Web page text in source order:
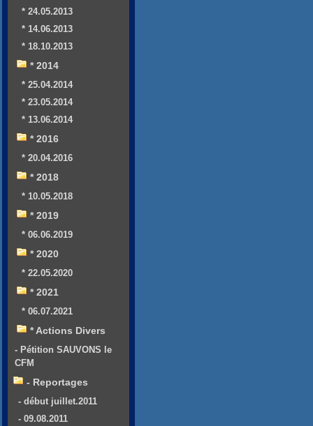
* 24.05.2013
* 14.06.2013
* 18.10.2013
* 2014
* 25.04.2014
* 23.05.2014
* 13.06.2014
* 2016
* 20.04.2016
* 2018
* 10.05.2018
* 2019
* 06.06.2019
* 2020
* 22.05.2020
* 2021
* 06.07.2021
* Actions Divers
- Pétition SAUVONS le
CFM
- Reportages
- début juillet.2011
- 09.08.2011